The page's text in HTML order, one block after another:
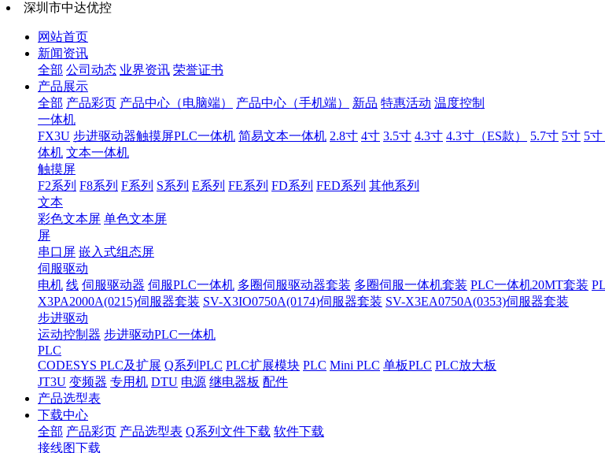
深圳市中达优控
网站首页
新闻资讯
全部 公司动态 业界资讯 荣誉证书
产品展示
全部 产品彩页 产品中心（电脑端） 产品中心（手机端） 新品 特惠活动 温度控制
一体机
FX3U 步进驱动器触摸屏PLC一体机 简易文本一体机 2.8寸 4寸 3.5寸 4.3寸 4.3寸（ES款） 5.7寸 5寸 5寸
体机 文本一体机
触摸屏
F2系列 F8系列 F系列 S系列 E系列 FE系列 FD系列 FED系列 其他系列
文本
彩色文本屏 单色文本屏
屏
串口屏 嵌入式组态屏
伺服驱动
电机 线 伺服驱动器 伺服PLC一体机 多圈伺服驱动器套装 多圈伺服一体机套装 PLC一体机20MT套装
X3PA2000A(0215)伺服器套装 SV-X3IO0750A(0174)伺服器套装 SV-X3EA0750A(0353)伺服器套装
步进驱动
运动控制器 步进驱动PLC一体机
PLC
CODESYS PLC及扩展 Q系列PLC PLC扩展模块 PLC Mini PLC 单板PLC PLC放大板
JT3U 变频器 专用机 DTU 电源 继电器板 配件
产品选型表
下载中心
全部 产品彩页 产品选型表 Q系列文件下载 软件下载
接线图下载